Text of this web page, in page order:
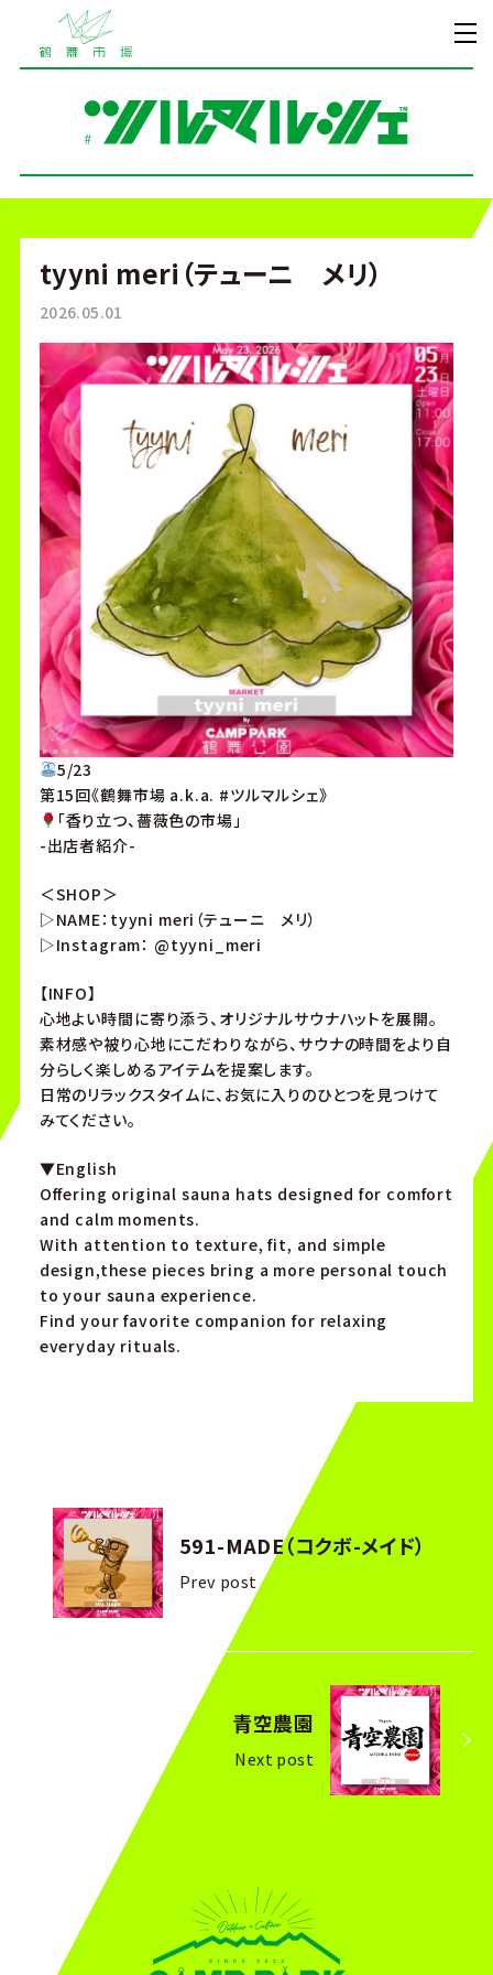
tyyni meri（テューニ メリ）
2026.05.01
5/23
第15回《鶴舞市場 a.k.a. #ツルマルシェ》
「香り立つ、薔薇色の市場」
-出店者紹介-
＜SHOP＞
▷NAME：tyyni meri（テューニ メリ）
▷Instagram： @tyyni_meri
【INFO】
心地よい時間に寄り添う、オリジナルサウナハットを展開。
素材感や被り心地にこだわりながら、サウナの時間をより自
分らしく楽しめるアイテムを提案します。
日常のリラックスタイムに、お気に入りのひとつを見つけて
みてください。
▼English
Offering original sauna hats designed for comfort
and calm moments.
With attention to texture, fit, and simple
design,these pieces bring a more personal touch
to your sauna experience.
Find your favorite companion for relaxing
everyday rituals.
591-MADE（コクボ-メイド）
Prev post
青空農園
Next post